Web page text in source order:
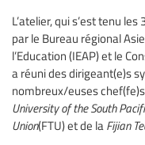
L’atelier, qui s’est tenu
par le Bureau régional
l’Education (IEAP) et le
a réuni des dirigeant(e)s
nombreux/euses chef(fe)s
University of the South
Union(FTU) et de la Fijian